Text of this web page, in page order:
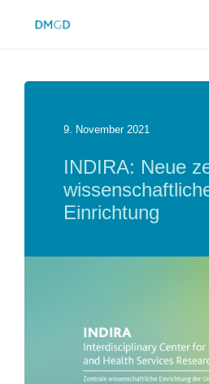
9. November 2021
INDIRA: Neue
Einrichtung